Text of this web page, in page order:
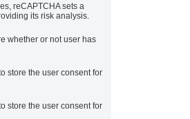
reCAPTCHA sets a
its risk analysis.
whether or not user has
store the user consent for
store the user consent for